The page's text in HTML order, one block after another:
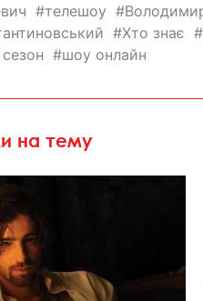
телешоу
Хто знає
шоу онлайн
на тему